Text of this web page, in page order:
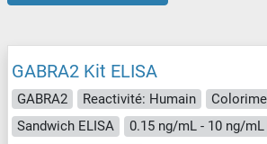
GABRA2 Kit ELISA
GABRA2 Reactivité: Humain
Sandwich ELISA
0.15 ng/mL - 10 ng/mL